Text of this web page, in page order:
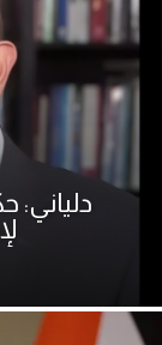
دلياني: